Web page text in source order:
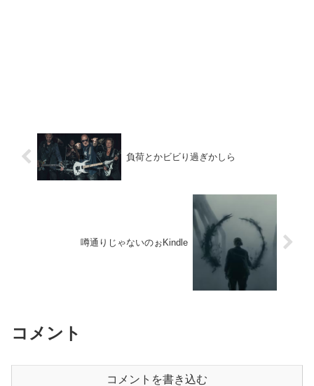
負荷とかビビり過ぎかしら
噂通りじゃないのぉKindle
コメント
コメントを書き込む